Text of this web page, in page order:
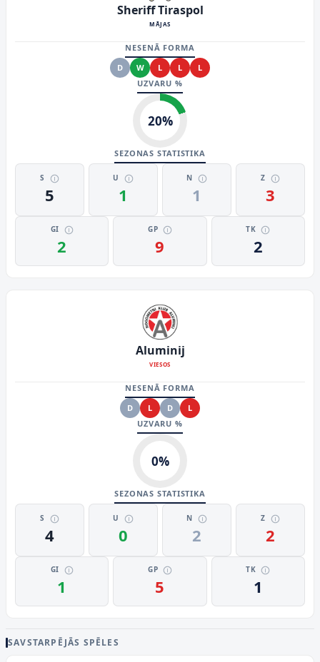
Sheriff Tiraspol
MĀJAS
NESENĀ FORMA
D
W L L
L
UZVARU %
20%
SEZONAS STATISTIKA
S
5
U
1
N
1
Z
3
GI
2
GP
9
TK
2
Aluminij
VIESOS
NESENĀ FORMA
D
L D
L
UZVARU %
0%
SEZONAS STATISTIKA
S
4
U
0
N
2
Z
2
GI
1
GP
5
TK
1
SAVSTARPĒJĀS SPĒLES